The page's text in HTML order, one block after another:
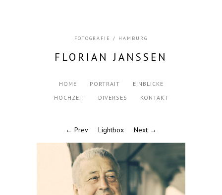
FOTOGRAFIE / HAMBURG
FLORIAN JANSSEN
HOME PORTRAIT
EINBLICKE
HOCHZEIT
DIVERSES KONTAKT
← Prev Lightbox Next →